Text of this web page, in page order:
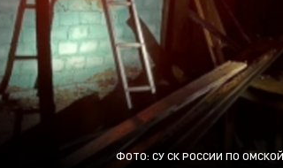
ФОТО: СУ СК РОССИИ ПО